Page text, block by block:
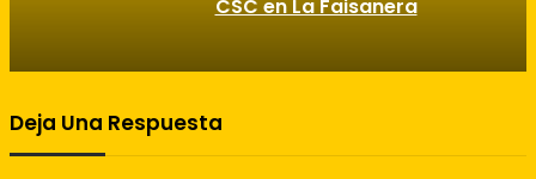
CSC en La Faisanera
Deja Una Respuesta